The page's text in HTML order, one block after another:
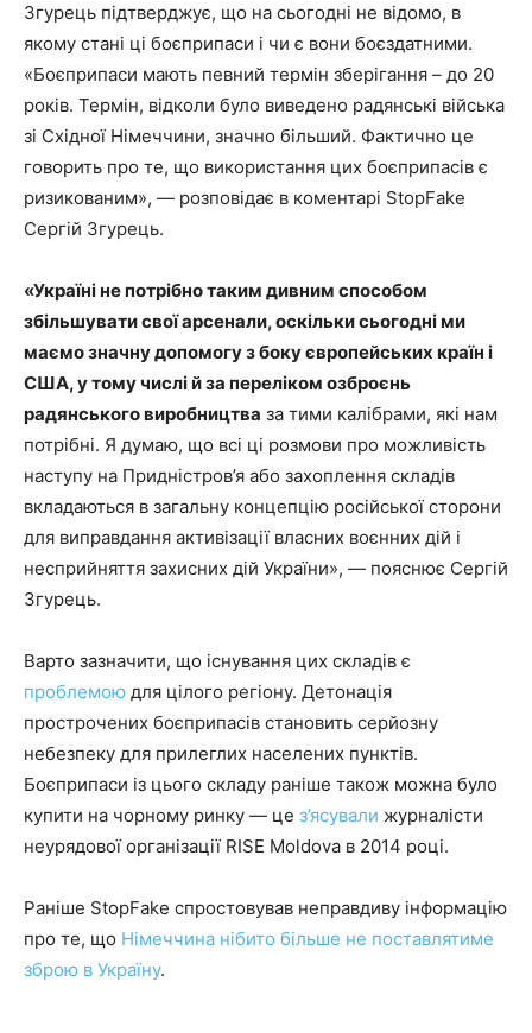
Згурець підтверджує, що на сьогодні не відомо, в
якому стані ці боєприпаси і чи є вони боєздатними.
«Боєприпаси мають певний термін зберігання – до 20
років. Термін, відколи було виведено радянські війська
зі Східної Німеччини, значно більший. Фактично це
говорить про те, що використання цих боєприпасів є
ризикованим», — розповідає в коментарі StopFake
Сергій Згурець.
«Україні не потрібно таким дивним способом
збільшувати свої арсенали, оскільки сьогодні ми
маємо значну допомогу з боку європейських країн і
США, у тому числі й за переліком озброєнь
радянського виробництва за тими калібрами, які нам
потрібні. Я думаю, що всі ці розмови про можливість
наступу на Придністров’я або захоплення складів
вкладаються в загальну концепцію російської сторони
для виправдання активізації власних воєнних дій і
несприйняття захисних дій України», — пояснює Сергій
Згурець.
Варто зазначити, що існування цих складів є
проблемою для цілого регіону. Детонація
прострочених боєприпасів становить серйозну
небезпеку для прилеглих населених пунктів.
Боєприпаси із цього складу раніше також можна було
купити на чорному ринку — це з’ясували журналісти
неурядової організації RISE Moldova в 2014 році.
Раніше StopFake спростовував неправдиву інформацію
про те, що Німеччина нібито більше не поставлятиме
зброю в Україну.